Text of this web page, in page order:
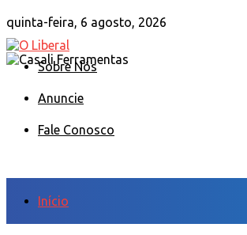
quinta-feira, 6 agosto, 2026
Sobre Nós
Anuncie
Fale Conosco
Início